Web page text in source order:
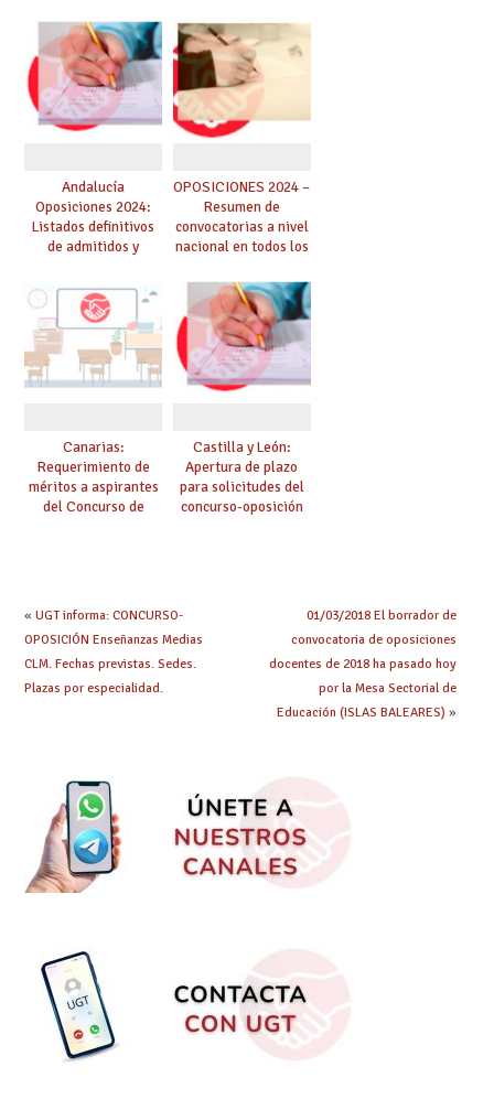
vacantes tras las
renuncias del 7 al 13
de junio
de inscripción
Andalucía
Oposiciones 2024:
Listados definitivos
de admitidos y
vía de reposición
OPOSICIONES 2024 –
Resumen de
convocatorias a nivel
nacional en todos los
el 26 de enero)
Canarias:
Requerimiento de
méritos a aspirantes
del Concurso de
Castilla y León:
Apertura de plazo
para solicitudes del
concurso-oposición
« UGT informa: CONCURSO-
OPOSICIÓN Enseñanzas Medias
CLM. Fechas previstas. Sedes.
Plazas por especialidad.
01/03/2018 El borrador de
convocatoria de oposiciones
docentes de 2018 ha pasado hoy
por la Mesa Sectorial de
Educación (ISLAS BALEARES) »